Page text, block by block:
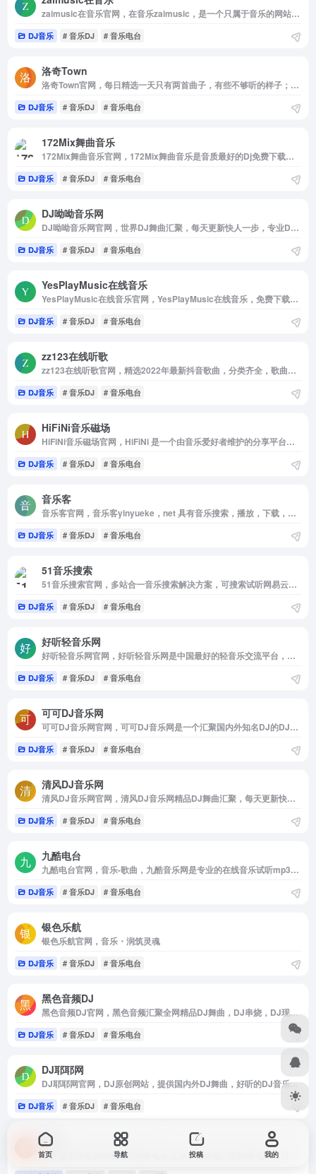
zaimusic在音乐官网，在音乐zaimusic，是一个只属于音乐的网站，汇集了国内国外的音乐网站，音乐微信公众号，音乐群，音乐资讯等，开启您的音乐之旅。
DJ音乐 # 音乐DJ # 音乐电台
洛奇Town
洛奇Town官网，每日精选一天只有两首曲子，有些不够听的样子；发现音乐来源是网易云音乐，虾米音乐以及QQ音乐的每日推荐。如果你喜欢本站每日推荐的音乐，那么你可以在这里发现心动的声音。
DJ音乐 # 音乐DJ # 音乐电台
172Mix舞曲音乐
172Mix舞曲音乐官网，172Mix舞曲音乐是音质最好的Dj免费下载网站，提供无损高品质Dj舞曲分享，Dj舞曲下载，每天更新最潮最嗨的Dj音乐，Dj舞曲
DJ音乐 # 音乐DJ # 音乐电台
DJ呦呦音乐网
DJ呦呦音乐网官网，世界DJ舞曲汇聚，每天更新快人一步，专业DJ团队精心制作好听的串烧，打造车载DJ舞曲，为DJ工作者收录国外DJ舞曲，提供高音质在线试听及MP3免费下载，全方位满足DJ工作者及音乐爱好者的需求
DJ音乐 # 音乐DJ # 音乐电台
YesPlayMusic在线音乐
YesPlayMusic在线音乐官网，YesPlayMusic在线音乐，免费下载付费，vip音乐！
DJ音乐 # 音乐DJ # 音乐电台
zz123在线听歌
zz123在线听歌官网，精选2022年最新抖音歌曲，分类齐全，歌曲数量丰富，更新及时。种子音乐全站收集了经典老歌，欧美流行，中文DJ等期待您的体验。
DJ音乐 # 音乐DJ # 音乐电台
HiFiNi音乐磁场
HiFiNi音乐磁场官网，HiFiNi 是一个由音乐爱好者维护的分享平台， 旨在解决问题互帮互助， 如果您有需求， 请注册账号并发布信息，详细描述歌曲信息等， 我们会尽力帮您寻找
DJ音乐 # 音乐DJ # 音乐电台
音乐客
音乐客官网，音乐客yinyueke，net 具有音乐搜索，播放，下载，歌词同步显示，个人音乐播放列表同步等功能。
DJ音乐 # 音乐DJ # 音乐电台
51音乐搜索
51音乐搜索官网，多站合一音乐搜索解决方案，可搜索试听网易云音乐，QQ音乐，酷狗音乐，酷我音乐，虾米音乐，百度音乐，一听音乐，咪咕音乐，荔枝FM，蜻蜓FM，喜马拉雅FM，全民K歌，5sing原创翻唱音乐。
DJ音乐 # 音乐DJ # 音乐电台
好听轻音乐网
好听轻音乐网官网，好听轻音乐网是中国最好的轻音乐交流平台，专注于分享好听的轻音乐，纯音乐，经典钢琴曲，中国轻音乐，新世纪音乐，背景音乐，是专业的轻音乐在线试听，MP3下载网站。
DJ音乐 # 音乐DJ # 音乐电台
可可DJ音乐网
可可DJ音乐网官网，可可DJ音乐网是一个汇聚国内外知名DJ的DJ平台，我们提供DJ舞曲app，包括ios，Android，pc端和微信公众号多客户端，提供求职招聘，原创舞曲发布，电音现场，舞曲视频，在线舞曲试听下载的综合性DJ门户网。
DJ音乐 # 音乐DJ # 音乐电台
清风DJ音乐网
清风DJ音乐网官网，清风DJ音乐网精品DJ舞曲汇聚，每天更新快人一步，专业DJ团队精心制作好听的串烧，打造车载DJ舞曲，为DJ工作者收录国外DJ舞曲，提供高音质在线试听及MP3下载，全方位满足DJ工作者及音乐爱好者的需求。
DJ音乐 # 音乐DJ # 音乐电台
九酷电台
九酷电台官网，音乐-歌曲，九酷音乐网是专业的在线音乐试听mp3下载网站，收录了网上最新歌曲和流行音乐，网络歌曲，好听的歌，抖音热门歌曲，经典老歌等最新流行歌曲MP3下载试听服务，是您寻找好听的歌首选网站。
DJ音乐 # 音乐DJ # 音乐电台
银色乐航
银色乐航官网，音乐・润筑灵魂
DJ音乐 # 音乐DJ # 音乐电台
黑色音频DJ
黑色音频DJ官网，黑色音频汇聚全网精品DJ舞曲，DJ串烧，DJ现场，DJ慢摇，电音，3D环绕，更新速度快，种类全，音质好，优秀的DJ团队引领DJ潮流，享受高品质DJ听觉盛宴一切尽在黑色音频DJ
DJ音乐 # 音乐DJ # 音乐电台
DJ耶耶网
DJ耶耶网官网，DJ原创网站，提供国内外DJ舞曲，好听的DJ音乐，劲爆的DJ舞曲音乐MP3免费下载，专业提供DJ嗨嗨网，DJ舞曲，DJ串烧，dj现场，dj慢摇，尽在DJ嗨吧-DJ耶耶网
DJ音乐 # 音乐DJ # 音乐电台
听伴
首页 导航 投稿 我的